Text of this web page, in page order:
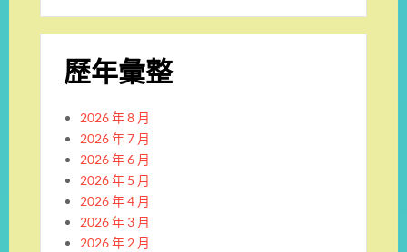
歷年彙整
2026 年 8 月
2026 年 7 月
2026 年 6 月
2026 年 5 月
2026 年 4 月
2026 年 3 月
2026 年 2 月